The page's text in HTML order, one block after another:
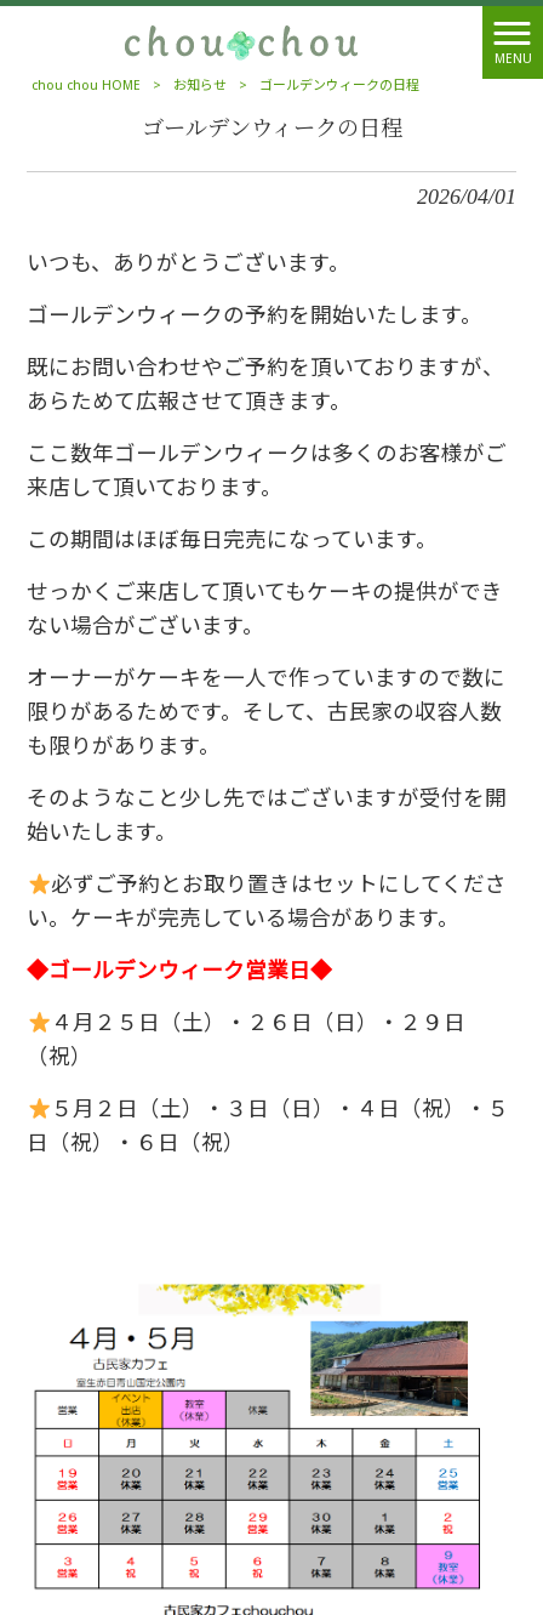
MENU
chou chou HOME
> お知らせ > ゴールデンウィークの日程
ゴールデンウィークの日程
2026/04/01
いつも、ありがとうございます。
ゴールデンウィークの予約を開始いたします。
既にお問い合わせやご予約を頂いておりますが、
あらためて広報させて頂きます。
ここ数年ゴールデンウィークは多くのお客様がご
来店して頂いております。
この期間はほぼ毎日完売になっています。
せっかくご来店して頂いてもケーキの提供ができ
ない場合がございます。
オーナーがケーキを一人で作っていますので数に
限りがあるためです。そして、古民家の収容人数
も限りがあります。
そのようなこと少し先ではございますが受付を開
始いたします。
必ずご予約とお取り置きはセットにしてくださ
い。ケーキが完売している場合があります。
◆ゴールデンウィーク営業日◆
４月２５日（土）・２６日（日）・２９日
（祝）
５月２日（土）・３日（日）・４日（祝）・５
日（祝）・６日（祝）